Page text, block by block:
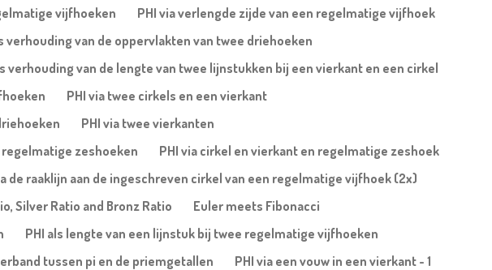
vijfhoeken
PHI via verlengde zijde van een regelmatige vijfhoek
verhouding van de oppervlakten van twee driehoeken
verhouding van de lengte van twee lijnstukken bij een vierkant en een cirkel
PHI via twee cirkels en een vierkant
PHI via twee vierkanten
regelmatige zeshoeken
PHI via cirkel en vierkant en regelmatige zeshoek
de raaklijn aan de ingeschreven cirkel van een regelmatige vijfhoek (2x)
Silver Ratio and Bronz Ratio
Euler meets Fibonacci
PHI als lengte van een lijnstuk bij twee regelmatige vijfhoeken
tussen pi en de priemgetallen
PHI via een vouw in een vierkant - 1